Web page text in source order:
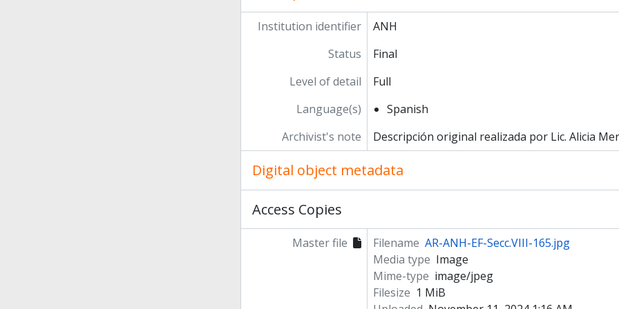
Institution identifier
ANH
Status
Final
Level of detail
Full
Language(s)
Spanish
Archivist's note
Descripción original realizada por Lic. Alicia
Digital object metadata
Access Copies
Master file Filename AR-ANH-EF-Secc.VIII-165.jpg
Media type Image
Mime-type image/jpeg
Filesize 1 MiB